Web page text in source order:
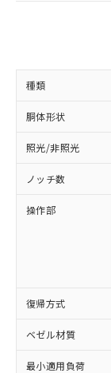
種類
胴体形状
照光/非照光
ノッチ数
操作部
復帰方式
ベゼル材質
最小適用負荷